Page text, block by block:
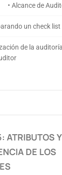
• Alcance de
un check
de la
ATRIBUTOS Y
DE LOS